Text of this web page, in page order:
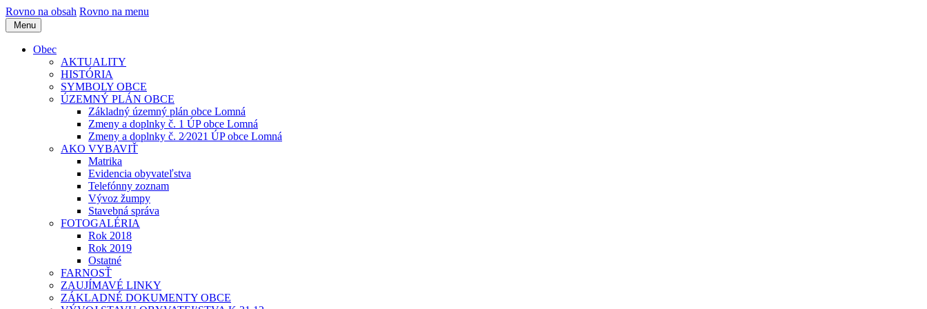
Rovno na obsah Rovno na menu
Menu
Obec
AKTUALITY
HISTÓRIA
SYMBOLY OBCE
ÚZEMNÝ PLÁN OBCE
Základný územný plán obce Lomná
Zmeny a doplnky č. 1 ÚP obce Lomná
Zmeny a doplnky č. 2⁄2021 ÚP obce Lomná
AKO VYBAVIŤ
Matrika
Evidencia obyvateľstva
Telefónny zoznam
Vývoz žumpy
Stavebná správa
FOTOGALÉRIA
Rok 2018
Rok 2019
Ostatné
FARNOSŤ
ZAUJÍMAVÉ LINKY
ZÁKLADNÉ DOKUMENTY OBCE